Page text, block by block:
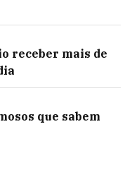
receber mais de
que sabem